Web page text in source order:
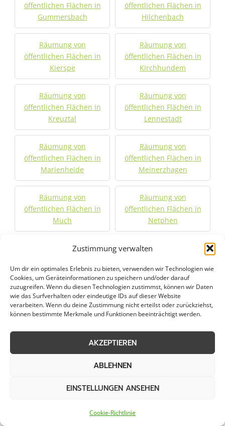
Zustimmung verwalten
Um dir ein optimales Erlebnis zu bieten, verwenden wir Technologien wie
Cookies, um Geräteinformationen zu speichern und/oder darauf
zuzugreifen. Wenn du diesen Technologien zustimmst, können wir Daten
wie das Surfverhalten oder eindeutige IDs auf dieser Website
verarbeiten. Wenn du deine Zustimmung nicht erteilst oder zurückziehst,
können bestimmte Merkmale und Funktionen beeinträchtigt werden.
AKZEPTIEREN
ABLEHNEN
EINSTELLUNGEN ANSEHEN
Cookie-Richtlinie
öffentlichen Flächen in
Gummersbach
öffentlichen Flächen in
Hilchenbach
Räumung von
öffentlichen Flächen in
Kierspe
Räumung von
öffentlichen Flächen in
Kirchhundem
Räumung von
öffentlichen Flächen in
Kreuztal
Räumung von
öffentlichen Flächen in
Lennestadt
Räumung von
öffentlichen Flächen in
Marienheide
Räumung von
öffentlichen Flächen in
Meinerzhagen
Räumung von
öffentlichen Flächen in
Much
Räumung von
öffentlichen Flächen in
Netphen
Räumung von
Nümbrecht
Räumung von
Plettenberg
Räumung von
öffentlichen Flächen in
Räumung von
öffentlichen Flächen in
öffentlichen Flächen in
öffentlichen Flächen in
öffentlichen Flächen in
öffentlichen Flächen in